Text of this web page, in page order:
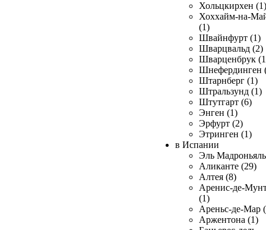
Хольцкирхен (1)
Хоххайм-на-
(1)
Швайнфурт (1)
Шварцвальд (2)
Шварценбрук
Шнефердинген
Штарнберг (1)
Штральзунд (1)
Штутгарт (6)
Энген (1)
Эрфурт (2)
Этринген (1)
в Испании
Эль
Аликанте (29)
Алтея (8)
Аренис-де-
(1)
Ареньс-де-Мар
Аржентона (1)